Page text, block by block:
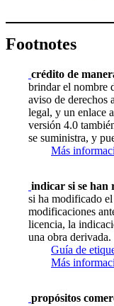
Footnotes
crédito de
brindar el nombre
aviso de derechos
legal, y un enlace
versión 4.0
se suministra, y
Más
indicar si se han
si ha modificado
modificaciones
licencia, la
una obra derivada.
Guía de
Más
propósitos